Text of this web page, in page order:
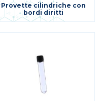
Provette cilindriche con
bordi diritti